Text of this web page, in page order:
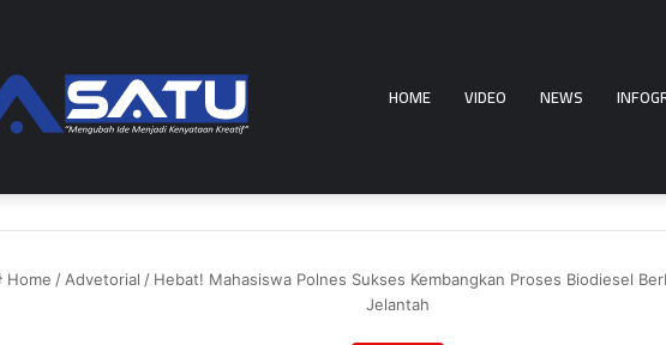
HOME VIDEO NEWS
Home / Advetorial / Hebat! Mahasiswa Polnes Sukses Kembangkan Proses Biodiesel
Jelantah